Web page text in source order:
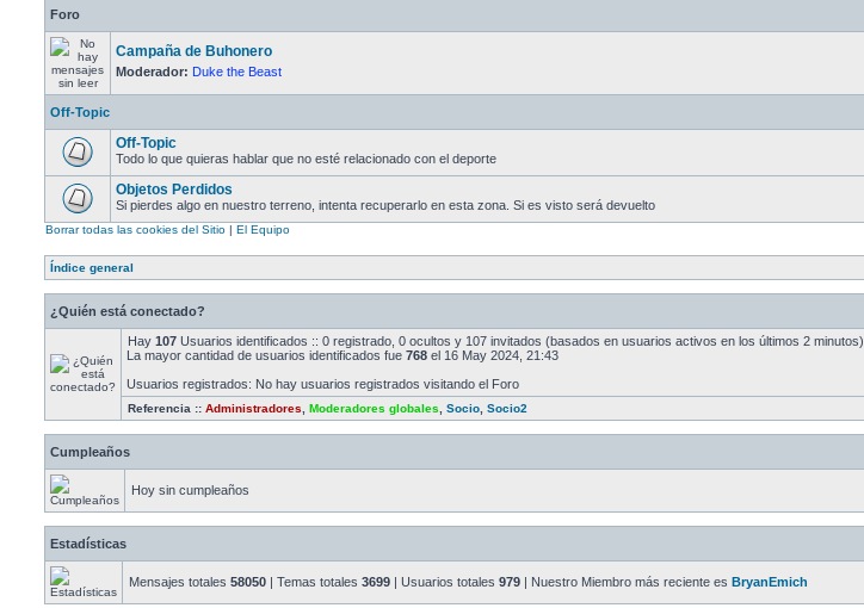
Foro
Campaña de Buhonero
Moderador: Duke the Beast
Off-Topic
Off-Topic
Todo lo que quieras hablar que no esté relacionado con el deporte
Objetos Perdidos
Si pierdes algo en nuestro terreno, intenta recuperarlo en esta zona. Si es visto será devuelto
Borrar todas las cookies del Sitio | El Equipo
Índice general
¿Quién está conectado?
Hay 107 Usuarios identificados :: 0 registrado, 0 ocultos y 107 invitados (basados en usuarios activos en los últimos 2 minutos)
La mayor cantidad de usuarios identificados fue 768 el 16 May 2024, 21:43
Usuarios registrados: No hay usuarios registrados visitando el Foro
Referencia :: Administradores Moderadores globales Socio Socio2
Cumpleaños
Hoy sin cumpleaños
Estadísticas
Mensajes totales 58050 | Temas totales 3699 | Usuarios totales 979 | Nuestro Miembro más reciente es BryanEmich